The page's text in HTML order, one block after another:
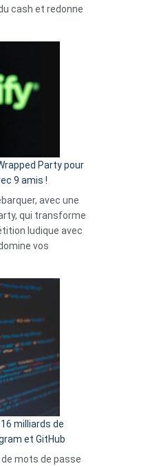
cash et redonne
Party pour
9 amis !
avec une
qui transforme
ludique avec
vos
milliards de
et GitHub
mots de passe